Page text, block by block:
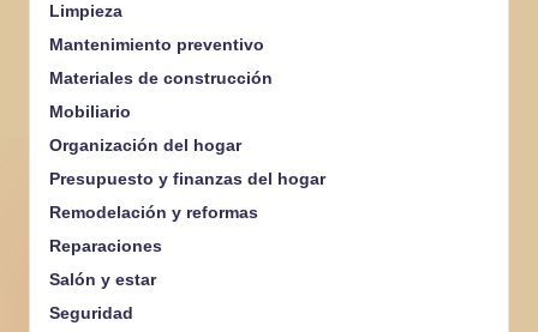
Limpieza
Mantenimiento preventivo
Materiales de construcción
Mobiliario
Organización del hogar
Presupuesto y finanzas del hogar
Remodelación y reformas
Reparaciones
Salón y estar
Seguridad